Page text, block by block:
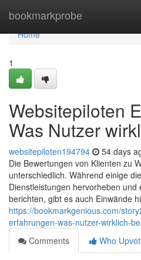
bookmarkprobe
Home
Home
1
Websitepiloten
Was Nutzer
websitepiloten194794 54 days
Die Bewertungen von Klienten zu
unterschiedlich. Während einige
Dienstleistungen hervorheben und
berichten, gibt es auch Einwände
https://bookmarkgenious.com/
erfahrungen-was-nutzer-wirklich-
Comments
Who